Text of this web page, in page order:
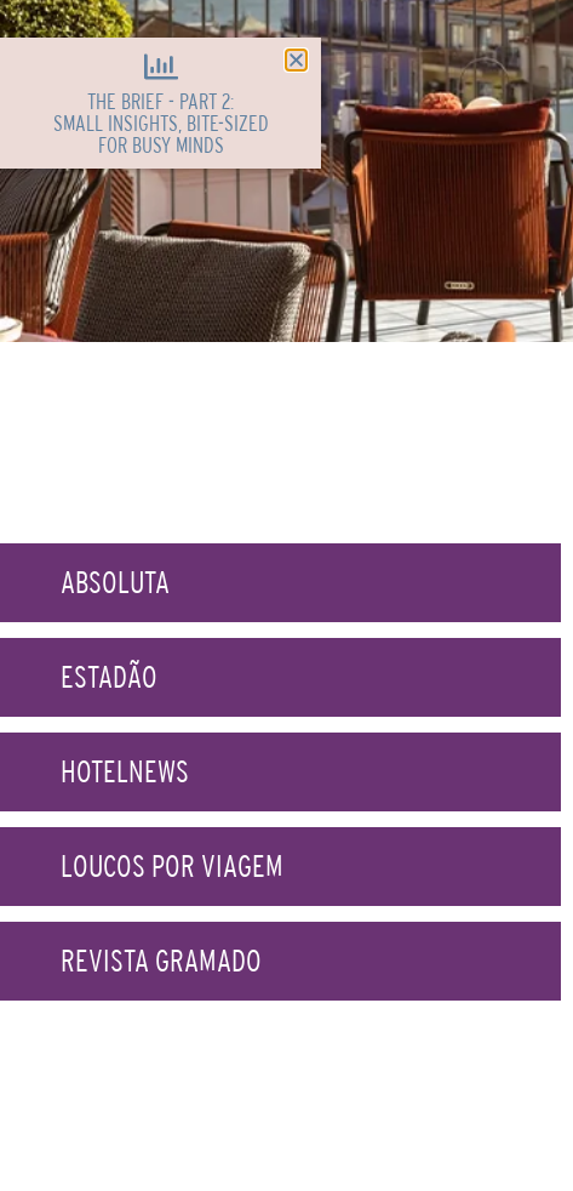
ABSOLUTA
ESTADÃO
HOTELNEWS
LOUCOS POR VIAGEM
REVISTA GRAMADO
THE BRIEF - PART 2:
SMALL INSIGHTS, BITE-SIZED
FOR BUSY MINDS